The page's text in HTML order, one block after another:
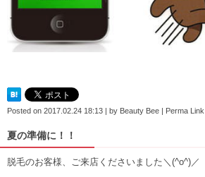
Posted on 2017.02.24 18:13 by Beauty Bee Perma Link
夏の準備に！！
脱毛のお客様、ご来店くださいました＼(^o^)／